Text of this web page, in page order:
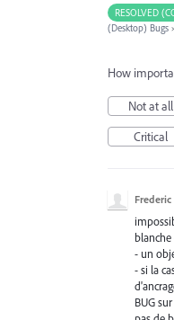
RESOLVED
(Desktop) Bugs
How
Not at all
Critical
- un
- si la
BUG